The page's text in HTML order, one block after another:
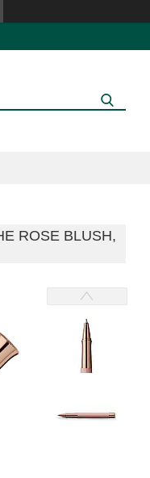
ROSE BLUSH,